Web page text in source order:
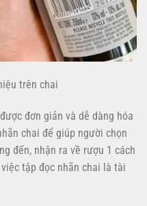
trên chai
đơn giản và dễ dàng hóa
chai để giúp người chọn
đến, nhận ra về rượu 1 cách
tập đọc nhãn chai là tài